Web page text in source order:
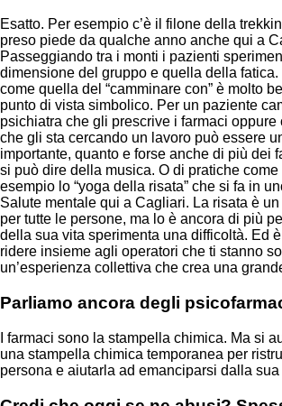
Esatto. Per esempio c’è il filone della
preso piede da qualche anno anche qui a
Passeggiando tra i monti i pazienti
dimensione del gruppo e quella della fatica.
come quella del “camminare con” è molto
punto di vista simbolico. Per un paziente
psichiatra che gli prescrive i farmaci oppure
che gli sta cercando un lavoro può essere
importante, quanto e forse anche di più dei
si può dire della musica. O di pratiche come
esempio lo “yoga della risata” che si fa in
Salute mentale qui a Cagliari. La risata è
per tutte le persone, ma lo è ancora di più
della sua vita sperimenta una difficoltà. Ed
ridere insieme agli operatori che ti stanno
un’esperienza collettiva che crea una
Parliamo ancora degli
I farmaci sono la stampella chimica. Ma si
una stampella chimica temporanea per
persona e aiutarla ad emanciparsi dalla sua